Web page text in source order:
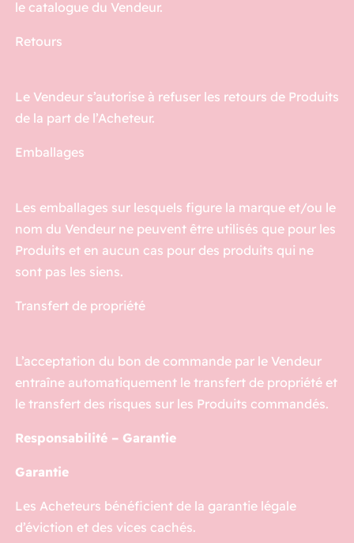
le catalogue du Vendeur.
Retours
Le Vendeur s’autorise à refuser les retours de Produits
de la part de l’Acheteur.
Emballages
Les emballages sur lesquels figure la marque et/ou le
nom du Vendeur ne peuvent être utilisés que pour les
Produits et en aucun cas pour des produits qui ne
sont pas les siens.
Transfert de propriété
L’acceptation du bon de commande par le Vendeur
entraîne automatiquement le transfert de propriété et
le transfert des risques sur les Produits commandés.
Responsabilité – Garantie
Garantie
Les Acheteurs bénéficient de la garantie légale
d’éviction et des vices cachés.